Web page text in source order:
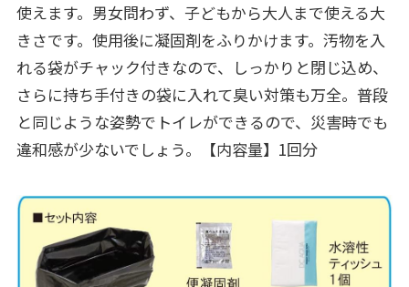
使えます。男女問わず、子どもから大人まで使える大
きさです。使用後に凝固剤をふりかけます。汚物を入
れる袋がチャック付きなので、しっかりと閉じ込め、
さらに持ち手付きの袋に入れて臭い対策も万全。普段
と同じような姿勢でトイレができるので、災害時でも
違和感が少ないでしょう。【内容量】1回分